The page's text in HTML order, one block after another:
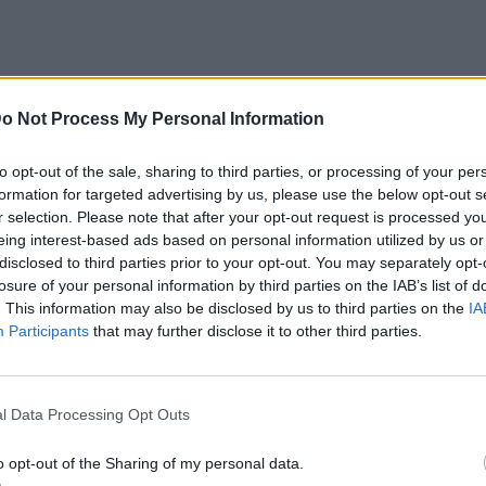
Not Process My Personal Information
opt-out of the sale, sharing to third parties, or processing of your
for targeted advertising by us, please use the below opt-out
selection. Please note that after your opt-out request is processed
interest-based ads based on personal information utilized by us
to third parties prior to your opt-out. You may separately
of your personal information by third parties on the IAB’s list of
This information may also be disclosed by us to third parties on the
Participants that may further disclose it to other third parties.
Data Processing Opt Outs
opt-out of the Sharing of my personal data.
το με 9 Κορεάτικα brands
κυριαρχήσει σε Κορέα και social
να το υιοθετήσετε είναι με ένα προϊόν
όπως αυτά που προτείνουμε